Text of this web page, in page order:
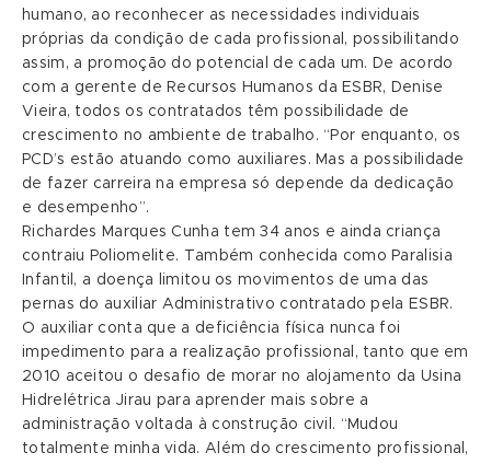
humano, ao reconhecer as necessidades individuais
próprias da condição de cada profissional, possibilitando
assim, a promoção do potencial de cada um. De acordo
com a gerente de Recursos Humanos da ESBR, Denise
Vieira, todos os contratados têm possibilidade de
crescimento no ambiente de trabalho. “Por enquanto, os
PCD’s estão atuando como auxiliares. Mas a possibilidade
de fazer carreira na empresa só depende da dedicação
e desempenho”.
Richardes Marques Cunha tem 34 anos e ainda criança
contraiu Poliomelite. Também conhecida como Paralisia
Infantil, a doença limitou os movimentos de uma das
pernas do auxiliar Administrativo contratado pela ESBR.
O auxiliar conta que a deficiência física nunca foi
impedimento para a realização profissional, tanto que em
2010 aceitou o desafio de morar no alojamento da Usina
Hidrelétrica Jirau para aprender mais sobre a
administração voltada à construção civil. “Mudou
totalmente minha vida. Além do crescimento profissional,